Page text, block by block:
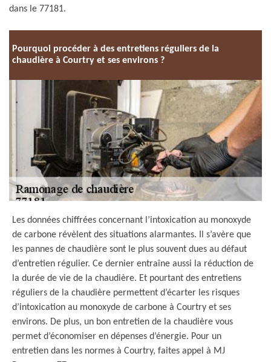
dans le 77181.
Pourquoi procéder à des entretiens réguliers de la
chaudière à Courtry et ses environs ?
Les données chiffrées concernant l’intoxication au monoxyde
de carbone révèlent des situations alarmantes. Il s’avère que
les pannes de chaudière sont le plus souvent dues au défaut
d’entretien régulier. Ce dernier entraîne aussi la réduction de
la durée de vie de la chaudière. Et pourtant des entretiens
réguliers de la chaudière permettent d’écarter les risques
d’intoxication au monoxyde de carbone à Courtry et ses
environs. De plus, un bon entretien de la chaudière vous
permet d’économiser en dépenses d’énergie. Pour un
entretien dans les normes à Courtry, faites appel à MJ